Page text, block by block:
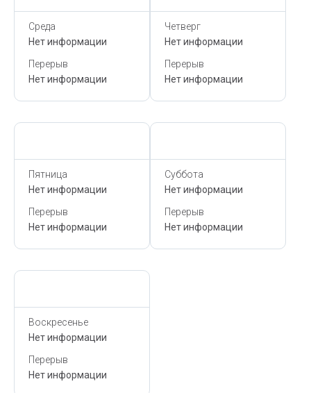
Среда
Нет информации
Перерыв
Нет информации
Четверг
Нет информации
Перерыв
Нет информации
Пятница
Нет информации
Перерыв
Нет информации
Суббота
Нет информации
Перерыв
Нет информации
Воскресенье
Нет информации
Перерыв
Нет информации